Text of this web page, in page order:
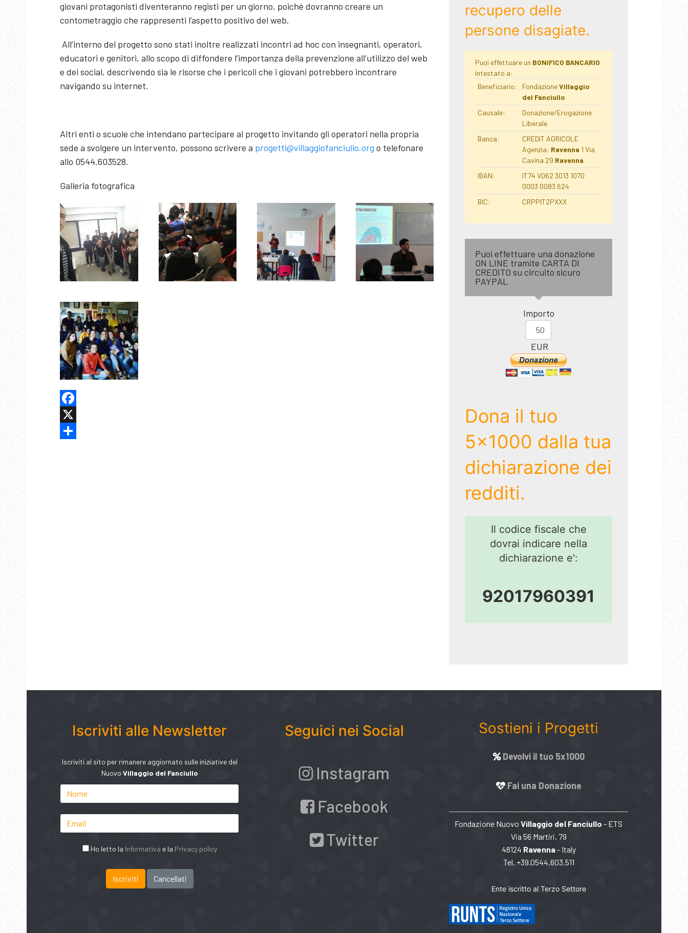
giovani protagonisti diventeranno registi per un giorno, poiché dovranno creare un
contometraggio che rappresenti l’aspetto positivo del web.
All’interno del progetto sono stati inoltre realizzati incontri ad hoc con insegnanti, operatori,
educatori e genitori, allo scopo di diffondere l’importanza della prevenzione all’utilizzo del web
e dei social, descrivendo sia le risorse che i pericoli che i giovani potrebbero incontrare
navigando su internet.
Altri enti o scuole che intendano partecipare al progetto invitando gli operatori nella propria
sede a svolgere un intervento, possono scrivere a progetti@villaggiofanciullo.org o telefonare
allo 0544.603528.
Galleria fotografica
Facebook
X
recupero delle
persone disagiate.
Puoi effettuare un BONIFICO BANCARIO
intestato a:
Beneficiario:
FondazioneVillaggio
del Fanciullo
Causale:
Donazione/Erogazione
Liberale
Banca:
CREDIT AGRICOLE
Agenzia: Ravenna 1 Via
Cavina 29 Ravenna
IBAN:
IT74 V062 3013 1070
0003 0083 624
BIC:
CRPPIT2PXXX
Puoi effettuare una donazione
ON LINE tramite CARTA DI
CREDITO su circuito sicuro
PAYPAL
Importo
EUR
Dona il tuo
5x1000 dalla tua
dichiarazione dei
redditi.
Il codice fiscale che
dovrai indicare nella
dichiarazione e':
92017960391
Iscriviti alle Newsletter
Iscriviti al sito per rimanere aggiornato sulle iniziative del
Nuovo Villaggio del Fanciullo
Ho letto la Informativa e la Privacy policy
Seguici nei Social
Instagram
Facebook
Twitter
Sostieni i Progetti
Devolvi il tuo 5x1000
Fai una Donazione
Fondazione Nuovo Villaggio del Fanciullo - ETS
Via 56 Martiri, 79
48124 Ravenna- Italy
Tel. +39.0544.603.511
Ente iscritto al Terzo Settore